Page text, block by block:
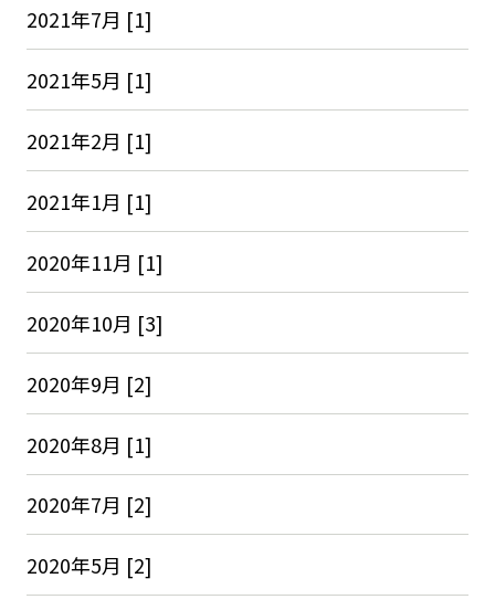
2021年7月 [1]
2021年5月 [1]
2021年2月 [1]
2021年1月 [1]
2020年11月 [1]
2020年10月 [3]
2020年9月 [2]
2020年8月 [1]
2020年7月 [2]
2020年5月 [2]